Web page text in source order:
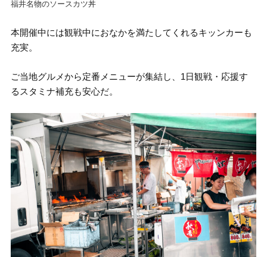
福井名物のソースカツ丼
本開催中には観戦中におなかを満たしてくれるキッンカーも
充実。
ご当地グルメから定番メニューが集結し、1日観戦・応援す
るスタミナ補充も安心だ。